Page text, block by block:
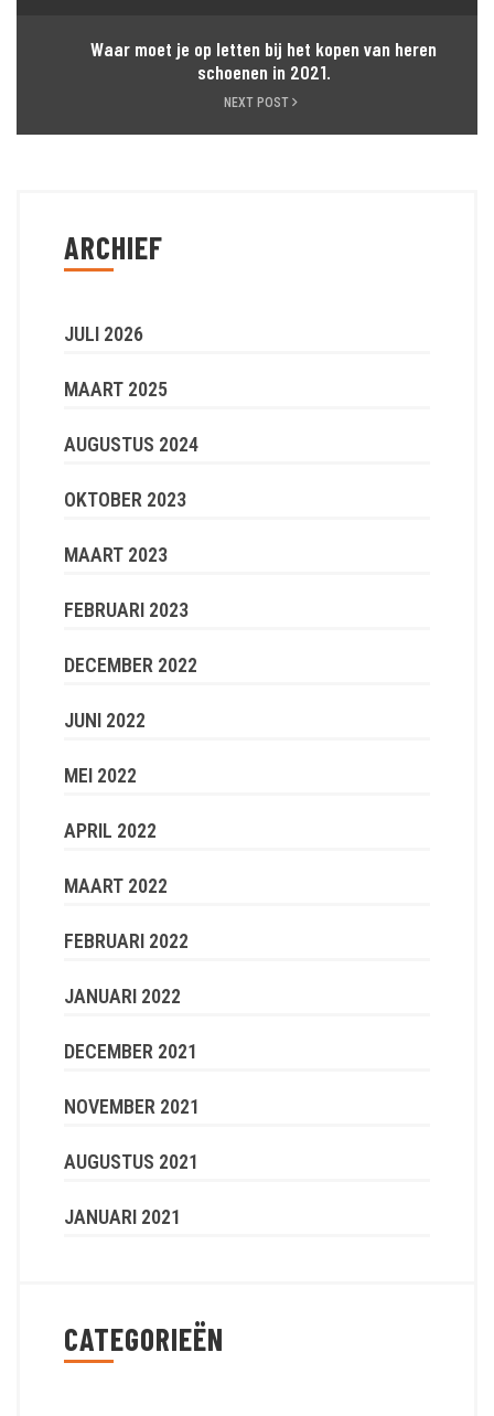
Waar moet je op letten bij het kopen van heren
schoenen in 2021.
NEXT POST
ARCHIEF
JULI 2026
MAART 2025
AUGUSTUS 2024
OKTOBER 2023
MAART 2023
FEBRUARI 2023
DECEMBER 2022
JUNI 2022
MEI 2022
APRIL 2022
MAART 2022
FEBRUARI 2022
JANUARI 2022
DECEMBER 2021
NOVEMBER 2021
AUGUSTUS 2021
JANUARI 2021
CATEGORIEËN